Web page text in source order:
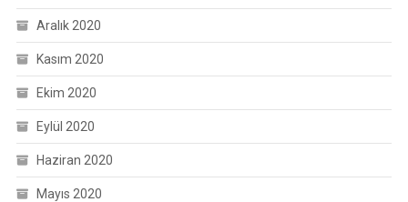
Aralık 2020
Kasım 2020
Ekim 2020
Eylül 2020
Haziran 2020
Mayıs 2020